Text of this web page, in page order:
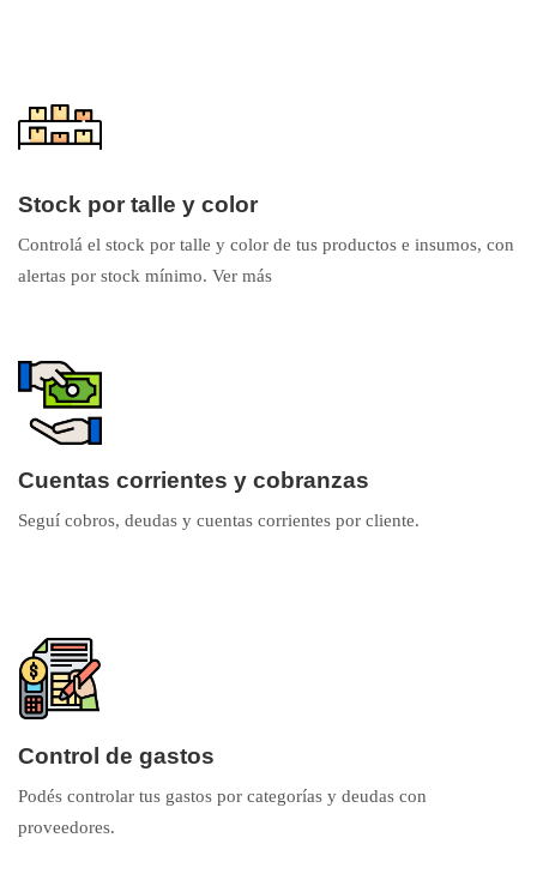
Stock por talle y color
Controlá el stock por talle y color de tus productos e insumos, con
alertas por stock mínimo. Ver más
Cuentas corrientes y cobranzas
Seguí cobros, deudas y cuentas corrientes por cliente.
Control de gastos
Podés controlar tus gastos por categorías y deudas con
proveedores.